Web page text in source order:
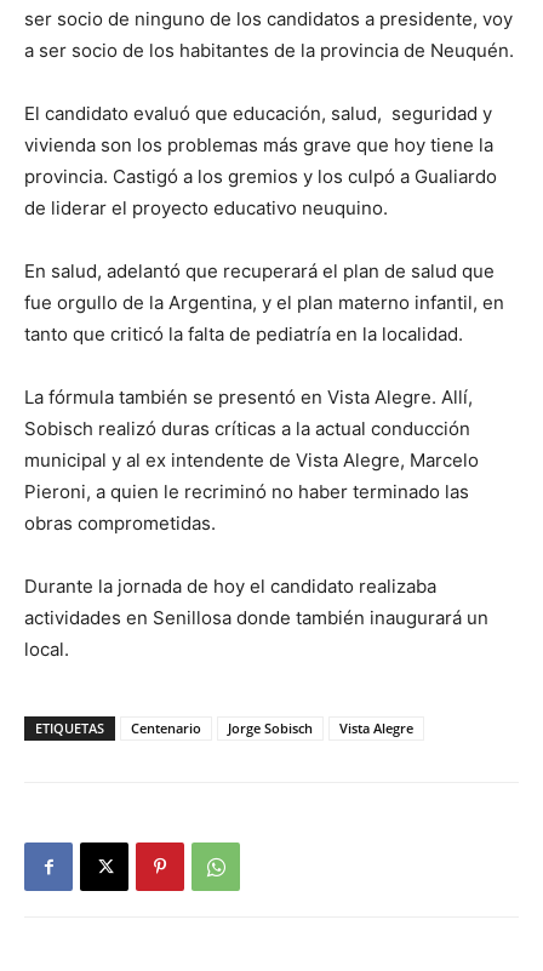
ser socio de ninguno de los candidatos a presidente, voy
a ser socio de los habitantes de la provincia de Neuquén.
El candidato evaluó que educación, salud, seguridad y
vivienda son los problemas más grave que hoy tiene la
provincia. Castigó a los gremios y los culpó a Gualiardo
de liderar el proyecto educativo neuquino.
En salud, adelantó que recuperará el plan de salud que
fue orgullo de la Argentina, y el plan materno infantil, en
tanto que criticó la falta de pediatría en la localidad.
La fórmula también se presentó en Vista Alegre. Allí,
Sobisch realizó duras críticas a la actual conducción
municipal y al ex intendente de Vista Alegre, Marcelo
Pieroni, a quien le recriminó no haber terminado las
obras comprometidas.
Durante la jornada de hoy el candidato realizaba
actividades en Senillosa donde también inaugurará un
local.
ETIQUETAS Centenario Jorge Sobisch Vista Alegre